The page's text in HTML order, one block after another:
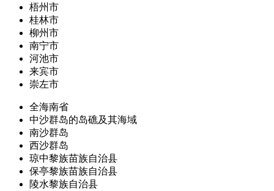
梧州市
桂林市
柳州市
南宁市
河池市
来宾市
崇左市
全海南省
中沙群岛的岛礁及其海域
南沙群岛
西沙群岛
琼中黎族苗族自治县
保亭黎族苗族自治县
陵水黎族自治县